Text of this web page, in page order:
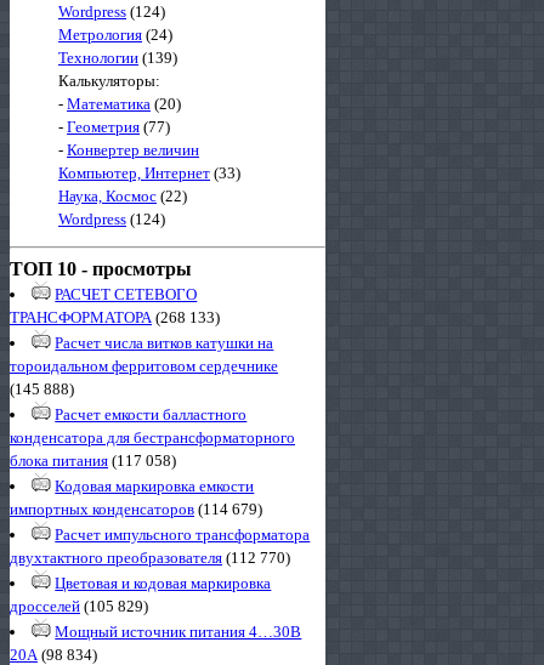
Wordpress (124)
Метрология (24)
Технологии (139)
Калькуляторы:
- Математика (20)
- Геометрия (77)
- Конвертер величин
Компьютер, Интернет (33)
Наука, Космос (22)
Wordpress (124)
ТОП 10 - просмотры
РАСЧЕТ СЕТЕВОГО
ТРАНСФОРМАТОРА (268 133)
Расчет числа витков катушки на
тороидальном ферритовом сердечнике
(145 888)
Расчет емкости балластного
конденсатора для бестрансформаторного
блока питания (117 058)
Кодовая маркировка емкости
импортных конденсаторов (114 679)
Расчет импульсного трансформатора
двухтактного преобразователя (112 770)
Цветовая и кодовая маркировка
дросселей (105 829)
Мощный источник питания 4…30В
20А (98 834)